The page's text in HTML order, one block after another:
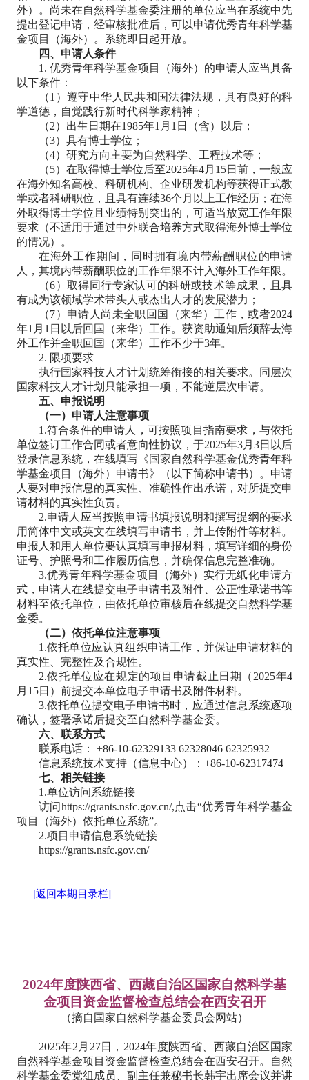
外）。尚未在自然科学基金委注册的单位应当在系统中先
提出登记申请，经审核批准后，可以申请优秀青年科学基
金项目（海外）。系统即日起开放。
四、申请人条件
1. 优秀青年科学基金项目（海外）的申请人应当具备
以下条件：
（1）遵守中华人民共和国法律法规，具有良好的科
学道德，自觉践行新时代科学家精神；
（2）出生日期在1985年1月1日（含）以后；
（3）具有博士学位；
（4）研究方向主要为自然科学、工程技术等；
（5）在取得博士学位后至2025年4月15日前，一般应
在海外知名高校、科研机构、企业研发机构等获得正式教
学或者科研职位，且具有连续36个月以上工作经历；在海
外取得博士学位且业绩特别突出的，可适当放宽工作年限
要求（不适用于通过中外联合培养方式取得海外博士学位
的情况）。
在海外工作期间，同时拥有境内带薪酬职位的申请
人，其境内带薪酬职位的工作年限不计入海外工作年限。
（6）取得同行专家认可的科研或技术等成果，且具
有成为该领域学术带头人或杰出人才的发展潜力；
（7）申请人尚未全职回国（来华）工作，或者2024
年1月1日以后回国（来华）工作。获资助通知后须辞去海
外工作并全职回国（来华）工作不少于3年。
2. 限项要求
执行国家科技人才计划统筹衔接的相关要求。同层次
国家科技人才计划只能承担一项，不能逆层次申请。
五、申报说明
（一）申请人注意事项
1.符合条件的申请人，可按照项目指南要求，与依托
单位签订工作合同或者意向性协议，于2025年3月3日以后
登录信息系统，在线填写《国家自然科学基金优秀青年科
学基金项目（海外）申请书》（以下简称申请书）。申请
人要对申报信息的真实性、准确性作出承诺，对所提交申
请材料的真实性负责。
2.申请人应当按照申请书填报说明和撰写提纲的要求
用简体中文或英文在线填写申请书，并上传附件等材料。
申报人和用人单位要认真填写申报材料，填写详细的身份
证号、护照号和工作履历信息，并确保信息完整准确。
3.优秀青年科学基金项目（海外）实行无纸化申请方
式，申请人在线提交电子申请书及附件、公正性承诺书等
材料至依托单位，由依托单位审核后在线提交自然科学基
金委。
（二）依托单位注意事项
1.依托单位应认真组织申请工作，并保证申请材料的
真实性、完整性及合规性。
2.依托单位应在规定的项目申请截止日期（2025年4
月15日）前提交本单位电子申请书及附件材料。
3.依托单位提交电子申请书时，应通过信息系统逐项
确认，签署承诺后提交至自然科学基金委。
六、联系方式
联系电话： +86-10-62329133 62328046 62325932
信息系统技术支持（信息中心）：+86-10-62317474
七、相关链接
1.单位访问系统链接
访问https://grants.nsfc.gov.cn/,点击“优秀青年科学基金
项目（海外）依托单位系统”。
2.项目申请信息系统链接
https://grants.nsfc.gov.cn/
[返回本期目录栏]
2024年度陕西省、西藏自治区国家自然科学基
金项目资金监督检查总结会在西安召开
（摘自国家自然科学基金委员会网站）
2025年2月27日，2024年度陕西省、西藏自治区国家
自然科学基金项目资金监督检查总结会在西安召开。自然
科学基金委党组成员、副主任兼秘书长韩宇出席会议并讲